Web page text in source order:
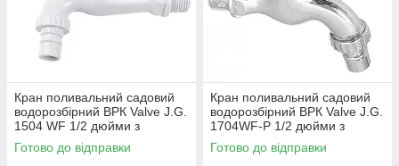
Кран поливальний садовий
водорозбірний ВРК Valve J.G.
1504 WF 1/2 дюйми з
аератором 10,5 см пластик
білий
Готово до відправки
Кран поливальний садовий
водорозбірний ВРК Valve J.G.
1704WF-P 1/2 дюйми з
штуцером 10,5 см пластик
хром
Готово до відправки